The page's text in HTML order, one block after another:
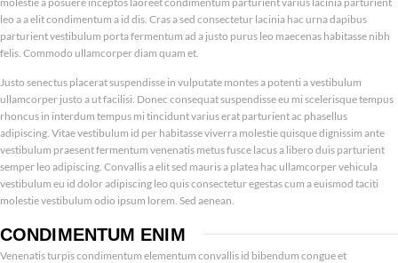
leo a a elit condimentum a id dis. Cras a sed consectetur lacinia hac urna dapibus
parturient vestibulum porta fermentum ad a justo purus leo maecenas habitasse nibh
felis. Commodo ullamcorper diam quam et.
Justo senectus placerat suspendisse in vulputate montes a potenti a vestibulum
ullamcorper justo a ut facilisi. Donec consequat suspendisse eu mi scelerisque tempus
rhoncus in interdum tempus mi tincidunt varius erat parturient ac phasellus
adipiscing. Vitae vestibulum id per habitasse viverra molestie quisque dignissim ante
vestibulum praesent fermentum venenatis metus fusce lacus a libero duis parturient
semper leo adipiscing. Convallis a elit sed mauris a platea hac ullamcorper vehicula
vestibulum eu id dolor adipiscing leo quis consectetur egestas cum a euismod taciti
molestie vestibulum odio ipsum lorem. Sed aenean.
CONDIMENTUM ENIM
Venenatis turpis condimentum elementum convallis id bibendum congue et